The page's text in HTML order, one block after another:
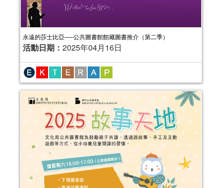
永遠的莎士比亞──公共圖書館館藏圖書推介（第二季）
活動日期： 2025年04月16日